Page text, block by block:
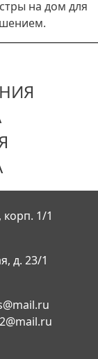
на дом для
корп. 1/1
д. 23/1